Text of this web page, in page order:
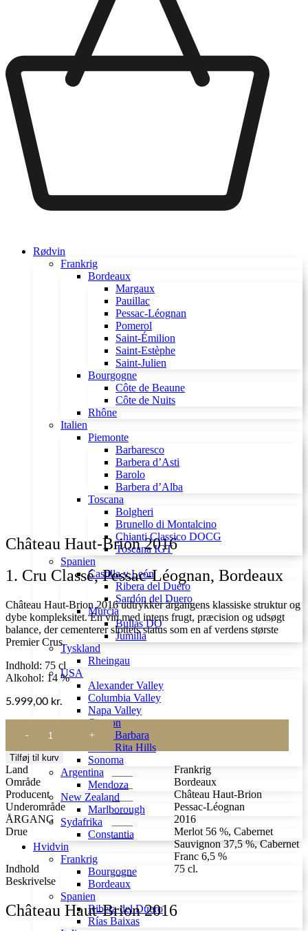
Rødvin
Frankrig
Bordeaux
Margaux
Pauillac
Pessac-Léognan
Pomerol
Saint-Émilion
Saint-Estèphe
Saint-Julien
Bourgogne
Côte de Beaune
Côte de Nuits
Rhône
Italien
Piemonte
Barbaresco
Barbera d’Asti
Barolo
Barbera d’Alba
Toscana
Bolgheri
Brunello di Montalcino
Chianti Classico DOCG
Toscana IGT
Spanien
Castilla y León
Ribera del Duero
Sardón del Duero
Murcia
Bullas DO
Jumilla
Tyskland
Rheingau
USA
Alexander Valley
Columbia Valley
Napa Valley
Oregon
Santa Barbara
Santa Rita Hills
Sonoma
Argentina
Mendoza
New Zealand
Marlborough
Sydafrika
Constantia
Hvidvin
Frankrig
Bourgogne
Bordeaux
Spanien
Ribera del Duero
Rías Baixas
Château Haut-Brion 2016
1. Cru Classé, Pessac-Léognan, Bordeaux
Château Haut-Brion 2016 udtrykker årgangens klassiske struktur og
dybe kompleksitet. En vin med intens frugt, præcision og udsøgt
balance, der cementerer slottets status som en af verdens største
Premier Crus.
Indhold: 75 cl
Alkohol: 14 %
5.999,00 kr.
Haut-
Brion
2016
antal
Tilføj til kurv
Land
Frankrig
Område
Bordeaux
Producent
Château Haut-Brion
Underområde
Pessac-Léognan
ÅRGANG
2016
Drue
Merlot 56 %, Cabernet
Sauvignon 37,5 %, Cabernet
Franc 6,5 %
Indhold
75 cl.
Beskrivelse
Château Haut-Brion 2016